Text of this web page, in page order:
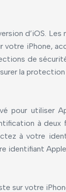
d’iOS.
iPhone,
de
la
pour utiliser
à
à votre
sur votre